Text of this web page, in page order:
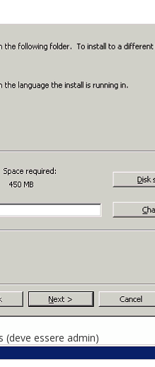
(deve essere admin)